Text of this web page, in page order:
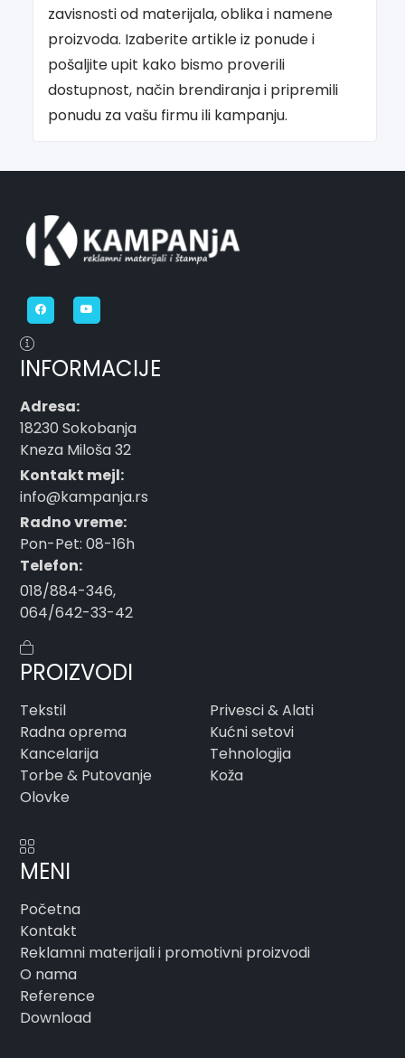
zavisnosti od materijala, oblika i namene
proizvoda. Izaberite artikle iz ponude i
pošaljite upit kako bismo proverili
dostupnost, način brendiranja i pripremili
ponudu za vašu firmu ili kampanju.
INFORMACIJE
Adresa:
18230 Sokobanja
Kneza Miloša 32
Kontakt mejl:
info@kampanja.rs
Radno vreme:
Pon-Pet: 08-16h
Telefon:
018/884-346,
064/642-33-42
PROIZVODI
Tekstil
Radna oprema
Kancelarija
Torbe & Putovanje
Olovke
Privesci & Alati
Kućni setovi
Tehnologija
Koža
MENI
Početna
Kontakt
Reklamni materijali i promotivni proizvodi
O nama
Reference
Download